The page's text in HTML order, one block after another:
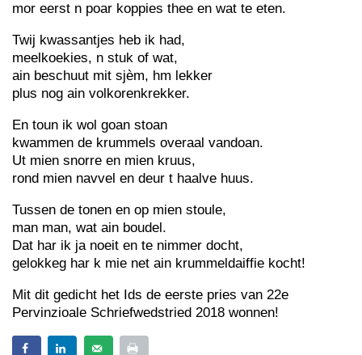
mor eerst n poar koppies thee en wat te eten.
Twij kwassantjes heb ik had,
meelkoekies, n stuk of wat,
ain beschuut mit sjèm, hm lekker
plus nog ain volkorenkrekker.
En toun ik wol goan stoan
kwammen de krummels overaal vandoan.
Ut mien snorre en mien kruus,
rond mien navvel en deur t haalve huus.
Tussen de tonen en op mien stoule,
man man, wat ain boudel.
Dat har ik ja noeit en te nimmer docht,
gelokkeg har k mie net ain krummeldaiffie kocht!
Mit dit gedicht het Ids de eerste pries van 22e
Pervinzioale Schriefwedstried 2018 wonnen!